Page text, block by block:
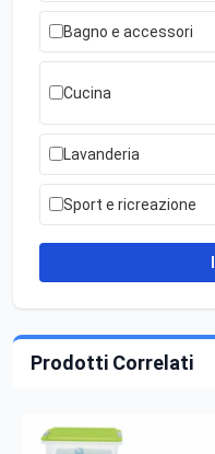
Bagno e accessori
Cucina
Lavanderia
Sport e ricreazione
Prodotti Correlati